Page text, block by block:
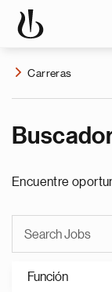
Carreras
Encuentre
Función